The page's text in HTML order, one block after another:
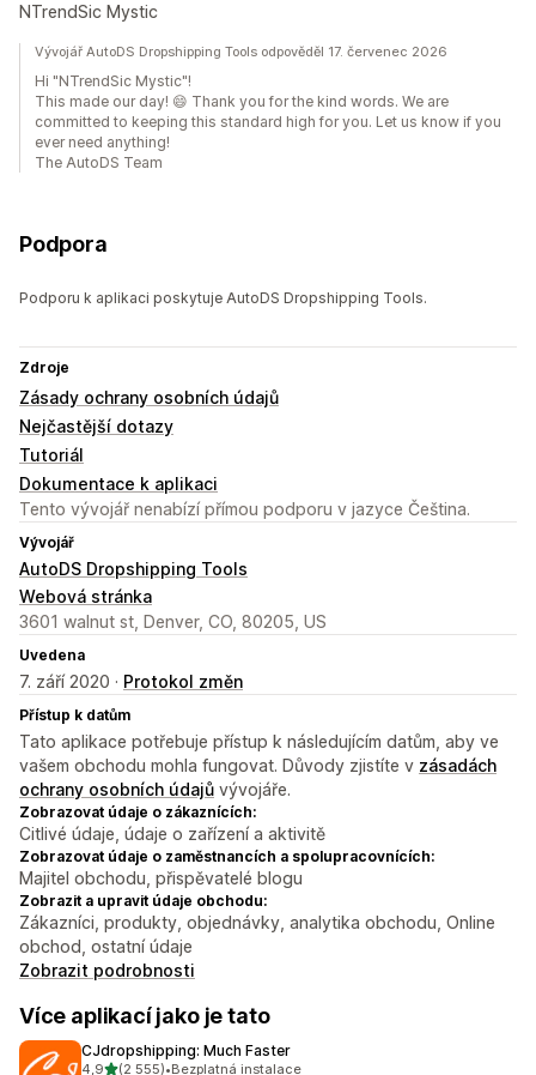
NTrendSic Mystic
Vývojář AutoDS Dropshipping Tools odpověděl 17. červenec 2026
Hi "NTrendSic Mystic"!
This made our day! 😄 Thank you for the kind words. We are
committed to keeping this standard high for you. Let us know if you
ever need anything!
The AutoDS Team
Podpora
Podporu k aplikaci poskytuje AutoDS Dropshipping Tools.
Zdroje
Zásady ochrany osobních údajů
Nejčastější dotazy
Tutoriál
Dokumentace k aplikaci
Tento vývojář nenabízí přímou podporu v jazyce Čeština.
Vývojář
AutoDS Dropshipping Tools
Webová stránka
3601 walnut st, Denver, CO, 80205, US
Uvedena
7. září 2020 · Protokol změn
Přístup k datům
Tato aplikace potřebuje přístup k následujícím datům, aby ve
vašem obchodu mohla fungovat. Důvody zjistíte v zásadách
ochrany osobních údajů vývojáře.
Zobrazovat údaje o zákaznících:
Citlivé údaje, údaje o zařízení a aktivitě
Zobrazovat údaje o zaměstnancích a spolupracovnících:
Majitel obchodu, přispěvatelé blogu
Zobrazit a upravit údaje obchodu:
Zákazníci, produkty, objednávky, analytika obchodu, Online
obchod, ostatní údaje
Zobrazit podrobnosti
Více aplikací jako je tato
CJdropshipping: Much Faster
4,9z 5 hvězd
(2 555)•Bezplatná instalace